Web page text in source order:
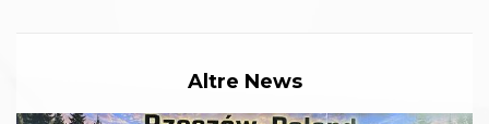
Altre News